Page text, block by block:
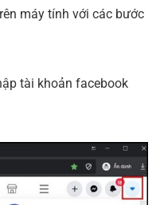
máy tính với các bước
tài khoản facebook